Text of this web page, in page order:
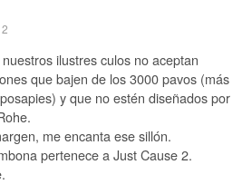
ilustres culos no aceptan
que bajen de los 3000 pavos (más
y que no estén diseñados por
me encanta ese sillón.
pertenece a Just Cause 2.